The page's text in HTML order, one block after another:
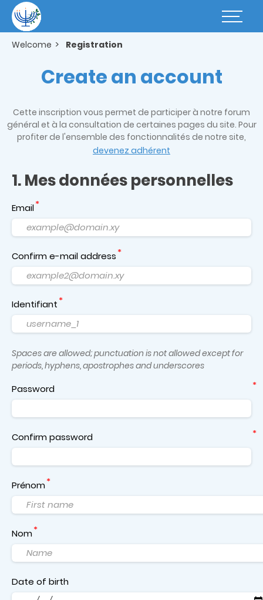
main
content
Basculer
Welcome Registration
Create an account
Cette inscription vous permet de participer à notre forum
général et à la consultation de certaines pages du site. Pour
profiter de l'ensemble des fonctionnalités de notre site,
devenez adhérent
1. Mes données personnelles
Email
Confirm e-mail address
Identifiant
Spaces are allowed; punctuation is not allowed except for
periods, hyphens, apostrophes and underscores
Password
Confirm password
Prénom
Nom
Date of birth